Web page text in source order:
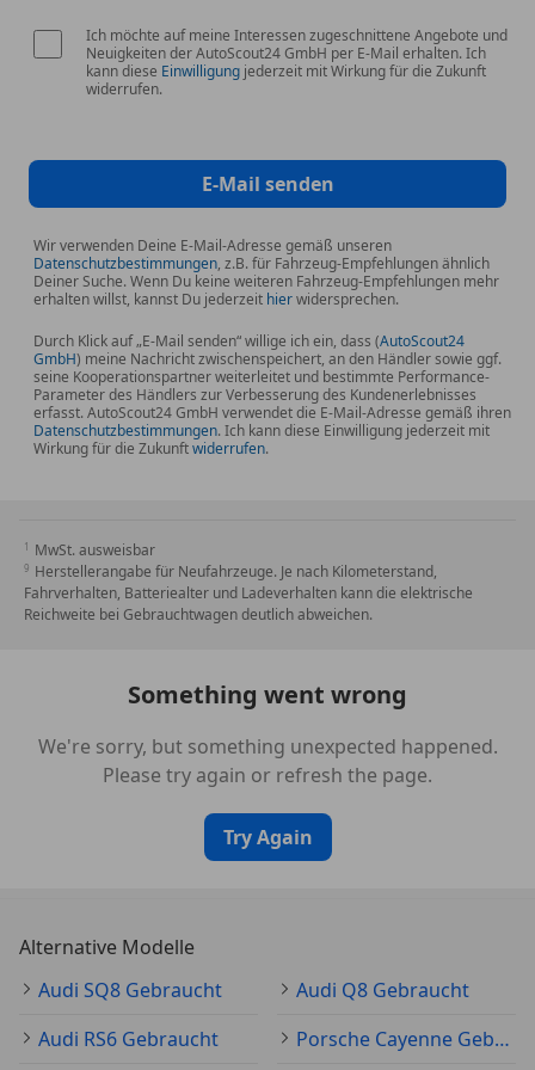
Touchscreen
Sitzbezug / Polsterung: Leder Valcona perforiert,
Wabensteppung, belüftet)
Sitzheizung vorn und hinten
Sound-System Bang & Olufsen
(Privacyverglasung)
Airbag Beifahrerseite abschaltbar
Airbag Fahrer-/Beifahrerseite
Allradlenkung
Antriebsart: Allradantrieb
Audi connect (Internetbasierende Dienste)
Audi connect (Notruf- und Assistance-System)
Audi Drive Select
Aluminium-Optik
Dachkantenspoiler RS
Diebstahl-Warnanlage + Innenraumabsicherung /
Abschleppschutz
Einparkhilfe plus vorn, seitlich und hinten,
akustisch und optisch mit Umgebungsanzeige
Einstiegsleisten mit Aluminiumeinlage und
Schriftzug, beleuchtet
Fahrassistenz-System: Insassen-Schutzsystem
Fahrassistenz-System: Verkehrszeichenerkennung
Funkschlüssel
Fußmatten Velours
Ich möchte auf meine Interessen zugeschnittene Angebote und
Neuigkeiten der AutoScout24 GmbH per E-Mail erhalten. Ich
kann diese Einwilligung jederzeit mit Wirkung für die Zukunft
widerrufen.
E-Mail senden
Wir verwenden Deine E-Mail-Adresse gemäß unseren
Datenschutzbestimmungen, z.B. für Fahrzeug-Empfehlungen ähnlich
Deiner Suche. Wenn Du keine weiteren Fahrzeug-Empfehlungen mehr
erhalten willst, kannst Du jederzeit hierwidersprechen.
Durch Klick auf „E-Mail senden“ willige ich ein, dass (AutoScout24
GmbH) meine Nachricht zwischenspeichert, an den Händler sowie ggf.
seine Kooperationspartner weiterleitet und bestimmte Performance-
Parameter des Händlers zur Verbesserung des Kundenerlebnisses
erfasst. AutoScout24 GmbH verwendet die E-Mail-Adresse gemäß ihren
Datenschutzbestimmungen. Ich kann diese Einwilligung jederzeit mit
Wirkung für die Zukunftwiderrufen.
MwSt. ausweisbar
Herstellerangabe für Neufahrzeuge. Je nach Kilometerstand,
Fahrverhalten, Batteriealter und Ladeverhalten kann die elektrische
Reichweite bei Gebrauchtwagen deutlich abweichen.
Something went wrong
We're sorry, but something unexpected happened.
Please try again or refresh the page.
Try Again
Alternative Modelle
Audi SQ8 Gebraucht
Audi Q8 Gebraucht
Audi RS6 Gebraucht
Porsche Cayenne Gebraucht